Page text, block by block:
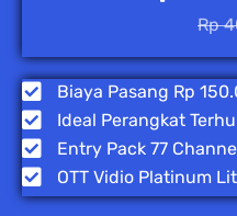
Rp
Biaya Pasang Rp
Ideal Perangkat
Entry Pack 77
OTT Vidio Platinum